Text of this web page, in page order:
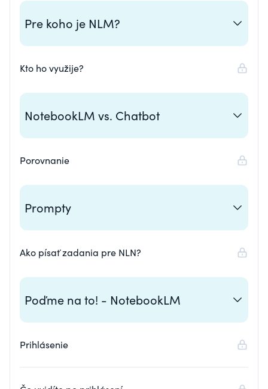
Pre koho je NLM?
Kto ho využije?
NotebookLM vs. Chatbot
Porovnanie
Prompty
Ako písať zadania pre NLN?
Poďme na to! - NotebookLM
Prihlásenie